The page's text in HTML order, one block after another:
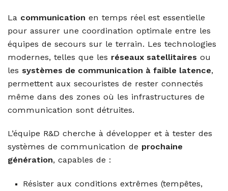
La communication en temps réel est essentielle
pour assurer une coordination optimale entre les
équipes de secours sur le terrain. Les technologies
modernes, telles que les réseaux satellitaires ou
les systèmes de communication à faible latence,
permettent aux secouristes de rester connectés
même dans des zones où les infrastructures de
communication sont détruites.
L’équipe R&D cherche à développer et à tester des
systèmes de communication de prochaine
génération, capables de :
Résister aux conditions extrêmes (tempêtes,